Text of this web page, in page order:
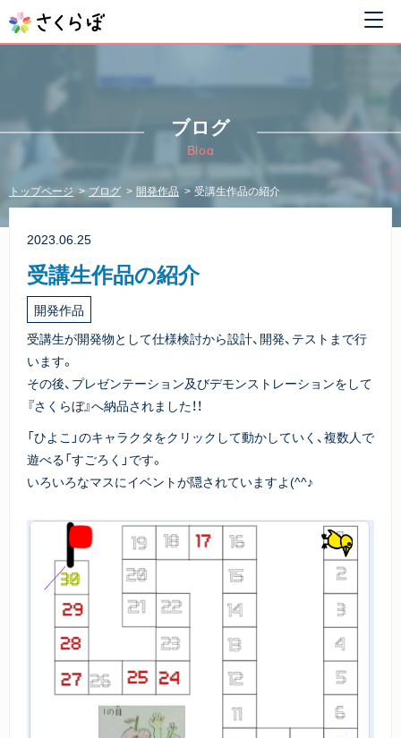
ブログ
Blog
トップページ ブログ 開発作品 受講生作品の紹介
2023.06.25
受講生作品の紹介
開発作品
受講生が開発物として仕様検討から設計、開発、テストまで行
います。
その後、プレゼンテーション及びデモンストレーションをして
『さくらぼ』へ納品されました！！
「ひよこ」のキャラクタをクリックして動かしていく、複数人で
遊べる「すごろく」です。
いろいろなマスにイベントが隠されていますよ(^^♪